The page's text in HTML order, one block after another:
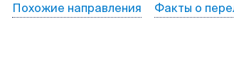
Похожие направления Факты о